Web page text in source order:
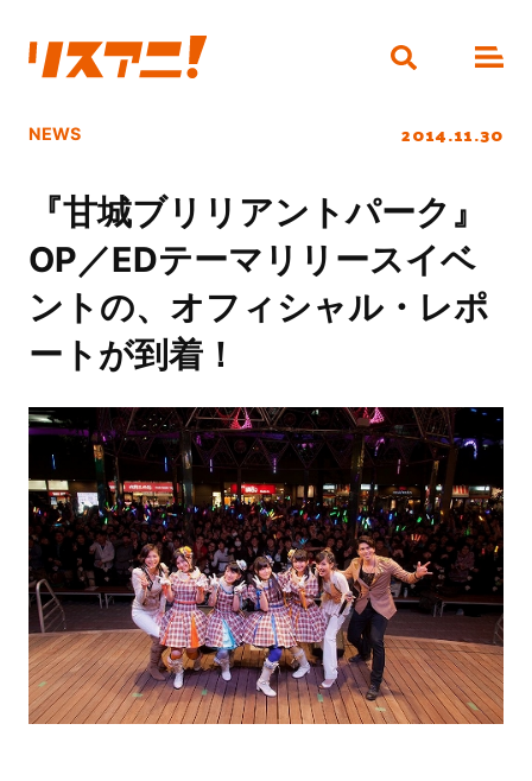
NEWS 2014.11.30
『甘城ブリリアントパーク』
OP／EDテーマリリースイベ
ントの、オフィシャル・レポ
ートが到着！